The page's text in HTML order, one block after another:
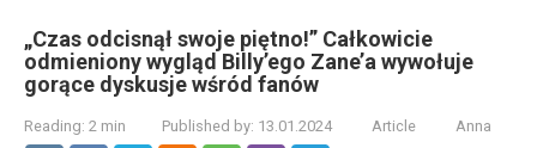
„Czas odcisnął swoje piętno!” Całkowicie
odmieniony wygląd Billy’ego Zane’a wywołuje
gorące dyskusje wśród fanów
Reading: 2 min Published by: 13.01.2024 Article Anna